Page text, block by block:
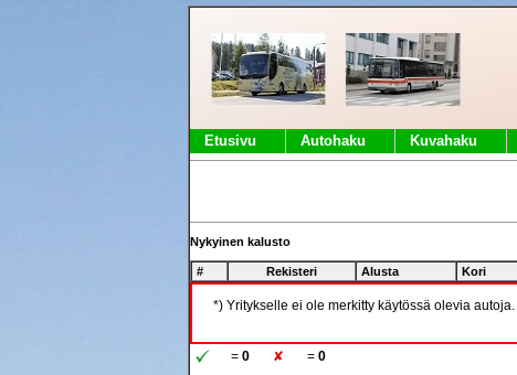
Etusivu Autohaku Kuvahaku
Nykyinen kalusto
# Rekisteri Alusta Kori
*) Yritykselle ei ole merkitty käytössä olevia autoja.
= 0 = 0